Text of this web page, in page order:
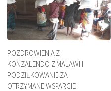
POZDROWIENIA Z
KONZALENDO Z MALAWI I
PODZIĘKOWANIE ZA
OTRZYMANE WSPARCIE